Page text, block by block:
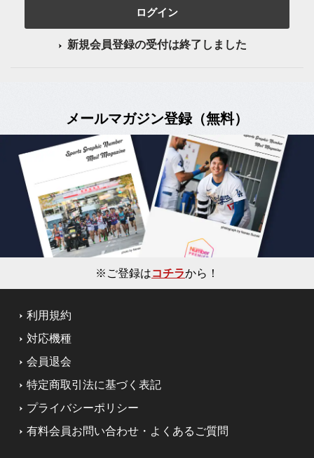
ログイン
新規会員登録の受付は終了しました
メールマガジン登録（無料）
※ご登録はコチラから！
利用規約
対応機種
会員退会
特定商取引法に基づく表記
プライバシーポリシー
有料会員お問い合わせ・よくあるご質問